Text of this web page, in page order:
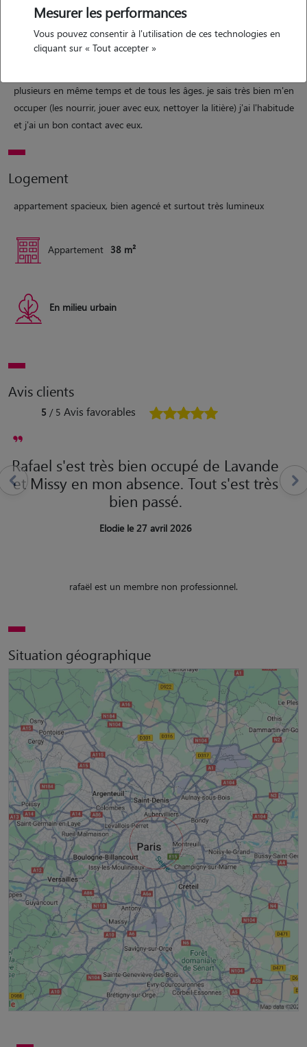
Expérience
plusieurs en même temps et de tous les âges. je sais très bien m'en
occuper (les nourrir, jouer avec eux, nettoyer la litière) j'ai l'habitude
et j'ai un bon contact avec eux.
Logement
appartement spacieux, bien agencé et surtout très lumineux
Appartement 38 m²
En milieu urbain
Avis clients
5 / 5 Avis favorables
Rafael s'est très bien occupé de Lavande
et Missy en mon absence. Tout s'est très
bien passé.
Elodie le 27 avril 2026
rafaël est un membre non professionnel.
Situation géographique
Mesurer les performances
Vous pouvez consentir à l'utilisation de ces technologies en
cliquant sur « Tout accepter »